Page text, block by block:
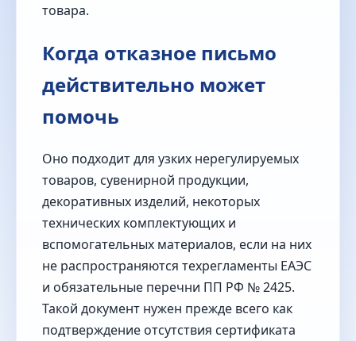
товара.
Когда отказное письмо
действительно может
помочь
Оно подходит для узких нерегулируемых
товаров, сувенирной продукции,
декоративных изделий, некоторых
технических комплектующих и
вспомогательных материалов, если на них
не распространяются техрегламенты ЕАЭС
и обязательные перечни ПП РФ № 2425.
Такой документ нужен прежде всего как
подтверждение отсутствия сертификата